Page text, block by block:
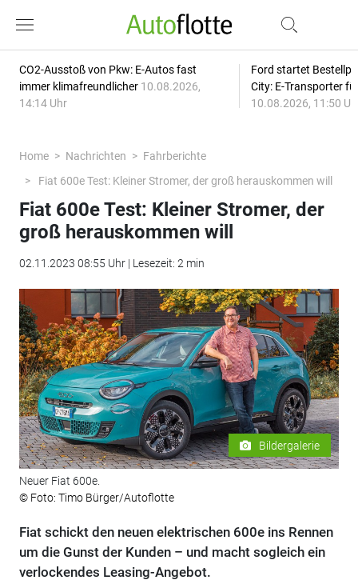
CO2-Ausstoß von Pkw: E-Autos fast
immer klimafreundlicher 10.08.2026,
14:14 Uhr
Ford startet
City: E-Transporter
10.08.2026, 11:50
Home Nachrichten
Fahrberichte
Fiat 600e Test: Kleiner Stromer, der groß herauskommen will
Fiat 600e Test: Kleiner Stromer, der
groß herauskommen will
02.11.2023 08:55 Uhr | Lesezeit: 2 min
Bildergalerie
Neuer Fiat 600e.
© Foto: Timo Bürger/Autoflotte
Fiat schickt den neuen elektrischen 600e ins Rennen
um die Gunst der Kunden – und macht sogleich ein
verlockendes Leasing-Angebot.